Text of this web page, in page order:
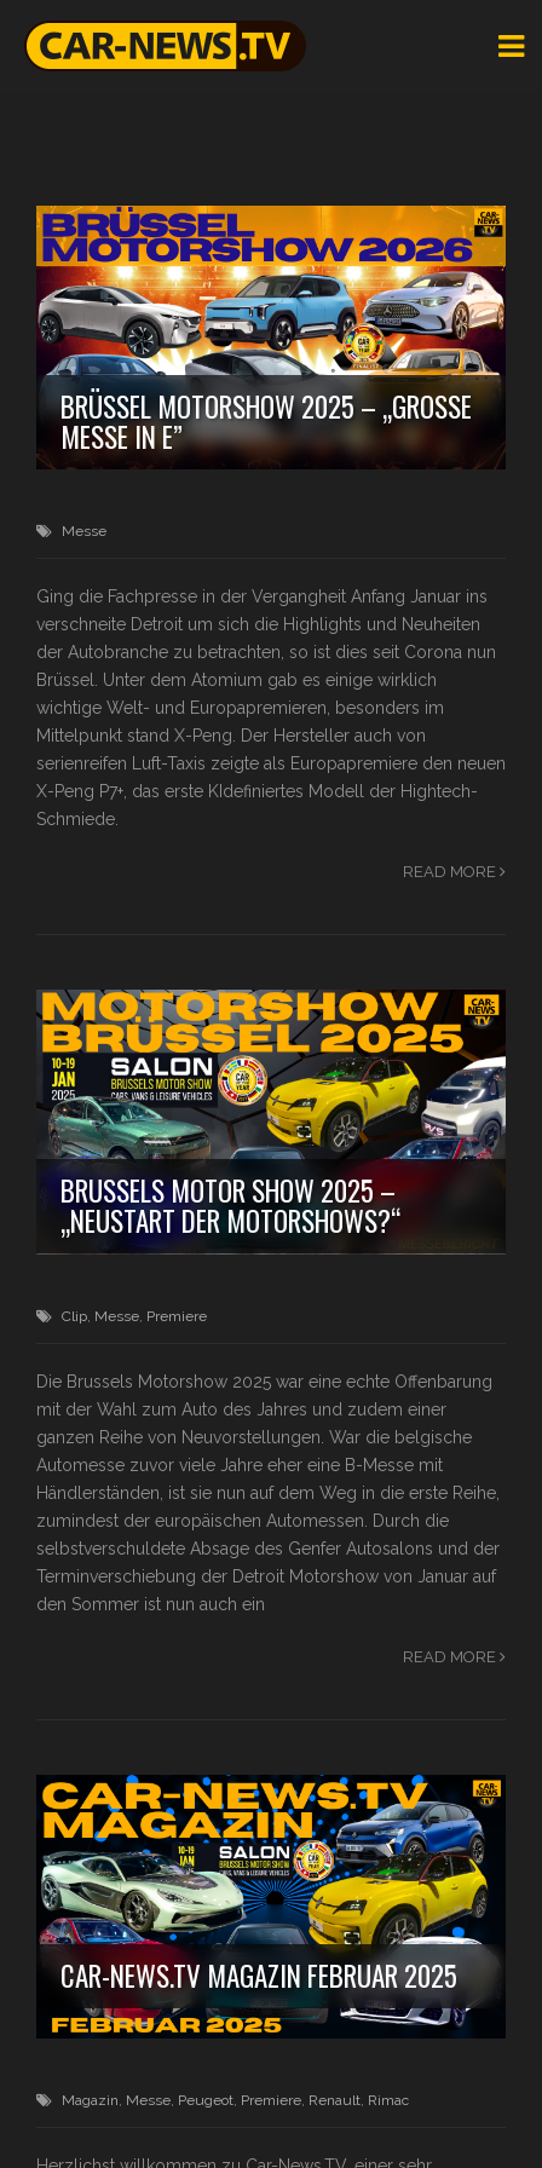
BRÜSSEL MOTORSHOW 2025 – „GROSSE M
ESSE IN E”
Messe
Ging die Fachpresse in der Vergangheit Anfang Januar ins
verschneite Detroit um sich die Highlights und Neuheiten
der Autobranche zu betrachten, so ist dies seit Corona nun
Brüssel. Unter dem Atomium gab es einige wirklich
wichtige Welt- und Europapremieren, besonders im
Mittelpunkt stand X-Peng. Der Hersteller auch von
serienreifen Luft-Taxis zeigte als Europapremiere den neuen
X-Peng P7+, das erste KIdefiniertes Modell der Hightech-
Schmiede.
READ MORE
BRUSSELS MOTOR SHOW 2025 –
„NEUSTART DER MOTORSHOWS?“
Clip Messe Premiere
Die Brussels Motorshow 2025 war eine echte Offenbarung
mit der Wahl zum Auto des Jahres und zudem einer
ganzen Reihe von Neuvorstellungen. War die belgische
Automesse zuvor viele Jahre eher eine B-Messe mit
Händlerständen, ist sie nun auf dem Weg in die erste Reihe,
zumindest der europäischen Automessen. Durch die
selbstverschuldete Absage des Genfer Autosalons und der
Terminverschiebung der Detroit Motorshow von Januar auf
den Sommer ist nun auch ein
READ MORE
CAR-NEWS.TV MAGAZIN FEBRUAR 2025
Magazin Messe Peugeot Premiere Renault Rimac